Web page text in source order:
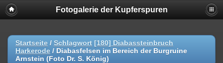
Fotogalerie der Kupferspuren
Startseite / Schlagwort [180] Diabassteinbruch
Harkerode / Diabasfelsen im Bereich der Burgruine
Arnstein (Foto Dr. S. König)